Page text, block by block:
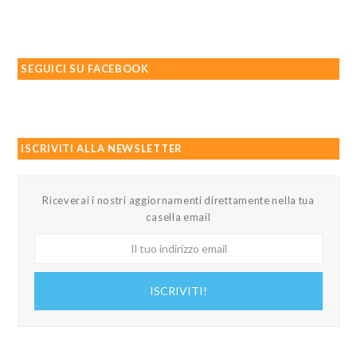
SEGUICI SU FACEBOOK
ISCRIVITI ALLA NEWSLETTER
Riceverai i nostri aggiornamenti direttamente nella tua
casella email
ISCRIVITI!